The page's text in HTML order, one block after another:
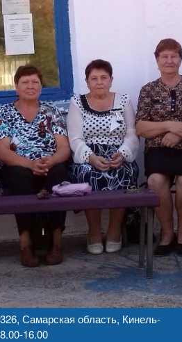
Самарская область, Кинель-
16.00